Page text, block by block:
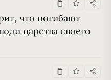
что погибают
царства своего